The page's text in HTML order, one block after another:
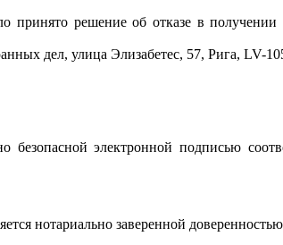
принято решение об отказе в
дел, улица Элизабетес, 57, Рига, LV-
электронной подписью
нотариально заверенной